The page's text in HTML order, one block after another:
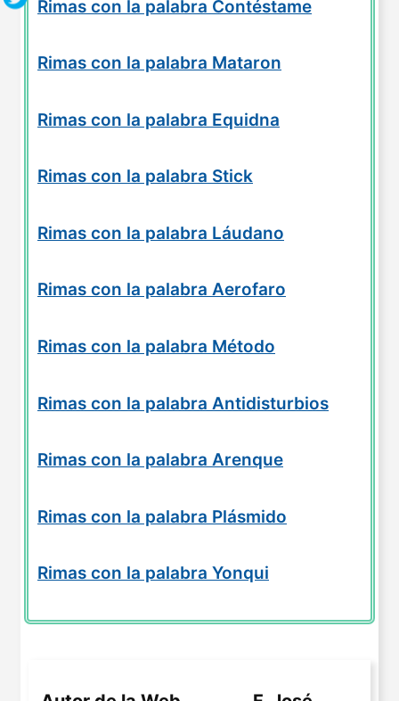
Rimas con la palabra Contéstame
Rimas con la palabra Mataron
Rimas con la palabra Equidna
Rimas con la palabra Stick
Rimas con la palabra Láudano
Rimas con la palabra Aerofaro
Rimas con la palabra Método
Rimas con la palabra Antidisturbios
Rimas con la palabra Arenque
Rimas con la palabra Plásmido
Rimas con la palabra Yonqui